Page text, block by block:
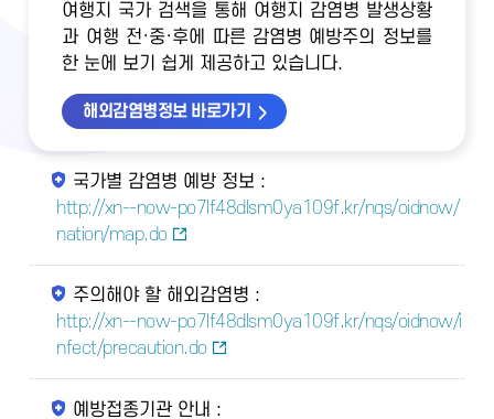
여행지 국가 검색을 통해 여행지 감염병 발생상황
과 여행 전·중·후에 따른 감염병 예방주의 정보를
한 눈에 보기 쉽게 제공하고 있습니다.
해외감염병정보 바로가기
국가별 감염병 예방 정보 :
http://xn--now-po7lf48dlsm0ya109f.kr/nqs/oidnow/
nation/map.do
주의해야 할 해외감염병 :
http://xn--now-po7lf48dlsm0ya109f.kr/nqs/oidnow/i
nfect/precaution.do
예방접종기관 안내 :